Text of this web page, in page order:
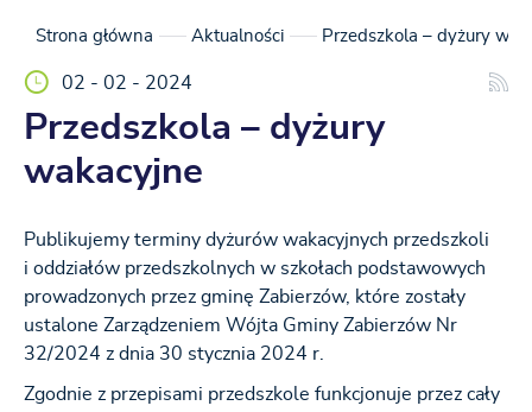
Strona główna Aktualności Przedszkola – dyżury
02 - 02 - 2024
Przedszkola – dyżury
wakacyjne
Publikujemy terminy dyżurów wakacyjnych przedszkoli
i oddziałów przedszkolnych w szkołach podstawowych
prowadzonych przez gminę Zabierzów, które zostały
ustalone Zarządzeniem Wójta Gminy Zabierzów Nr
32/2024 z dnia 30 stycznia 2024 r.
Zgodnie z przepisami przedszkole funkcjonuje przez cały